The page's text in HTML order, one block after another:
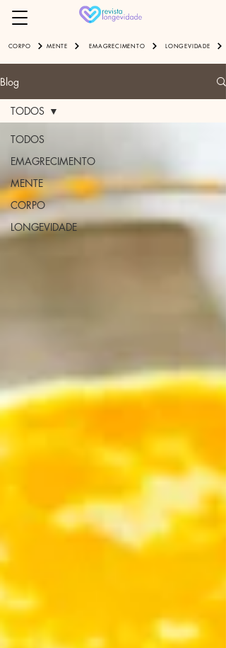
CORPO MENTE EMAGRECIMENTO LONGEVIDADE
Blog
TODOS
EMAGRECIMENTO
MENTE
CORPO
LONGEVIDADE
TODOS